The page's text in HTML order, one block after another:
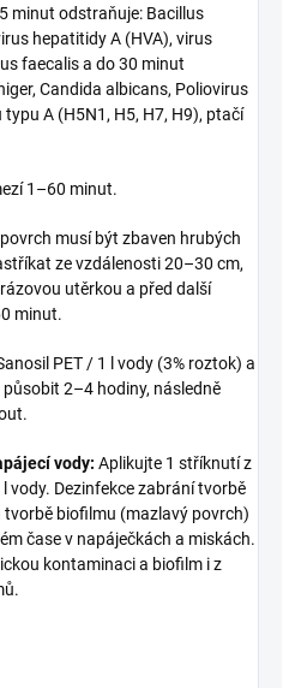
minut odstraňuje: Bacillus
hepatitidy A (HVA), virus
faecalis a do 30 minut
Candida albicans, Poliovirus
A (H5N1, H5, H7, H9), ptačí
1–60 minut.
musí být zbaven hrubých
ze vzdálenosti 20–30 cm,
utěrkou a před další
minut.
PET / 1 l vody (3% roztok) a
2–4 hodiny, následně
vody: Aplikujte 1 stříknutí z
vody. Dezinfekce zabrání tvorbě
biofilmu (mazlavý povrch)
čase v napáječkách a miskách.
kontaminaci a biofilm i z